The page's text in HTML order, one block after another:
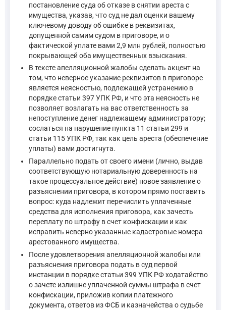
Обращение к исполнению приговора, определения,
—Уголовно-процессуальный кодекс Российской
Суд рассматривает следующие вопросы, связанные с
— Уголовно-процессуальный кодекс Российской
Постановление суда об отказе в снятии ареста подлежит
Постановления о наложении ареста на имущество
—Уголовно-процессуальный кодекс Российской
Право апелляционного обжалования судебного решения
—Уголовно-процессуальный кодекс Российской
Возможность зачета излишне уплаченной суммы штрафа в
Вопросы, связанные с исполнением приговора,
Уголовно-процессуальный кодекс Российской
В кассационной инстанции вопрос о снятии ареста может
Вступившее в законную силу судебное решение может
—Уголовно-процессуальный кодекс Российской
постановление суда об отказе в снятии ареста с
имущества, указав, что суд не дал оценки вашему
ключевому доводу об ошибке в реквизитах,
допущенной самим судом в приговоре, и о
фактической уплате вами 2,9 млн рублей, полностью
покрывающей оба имущественных взыскания.
В тексте апелляционной жалобы сделать акцент на
том, что неверное указание реквизитов в приговоре
является неясностью, подлежащей устранению в
порядке статьи 397 УПК РФ, и что эта неясность не
позволяет возлагать на вас ответственность за
непоступление денег надлежащему администратору;
сослаться на нарушение пункта 11 статьи 299 и
статьи 115 УПК РФ, так как цель ареста (обеспечение
уплаты) вами достигнута.
Параллельно подать от своего имени (лично, выдав
соответствующую нотариальную доверенность на
такое процессуальное действие) новое заявление о
разъяснении приговора, в котором прямо поставить
вопрос: куда надлежит перечислить уплаченные
средства для исполнения приговора, как зачесть
переплату по штрафу в счет конфискации и как
исправить неверно указанные кадастровые номера
арестованного имущества.
После удовлетворения апелляционной жалобы или
разъяснения приговора подать в суд первой
инстанции в порядке статьи 399 УПК РФ ходатайство
о зачете излишне уплаченной суммы штрафа в счет
конфискации, приложив копии платежного
документа, ответов из ФСБ и казначейства о судьбе